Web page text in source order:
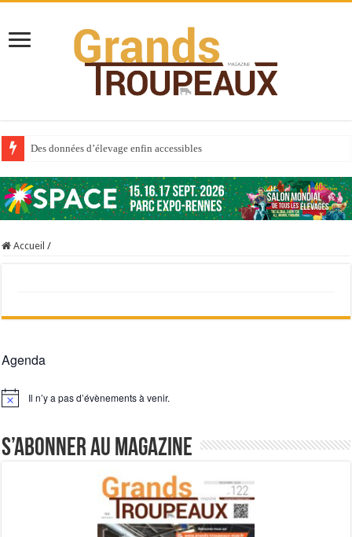
Des données d’élevage enfin accessibles
Au sommaire du premier numéro de 2025
Au sommaire de GTM 110
Aidez-nous à améliorer la santé de vos veaux !
Accueil /
Agenda
Notice Il n’y a pas d’évènements à venir.
S’abonner au magazine